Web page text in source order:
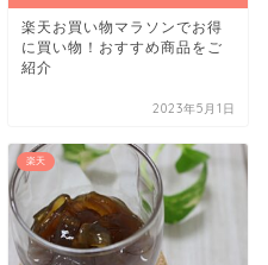
楽天お買い物マラソンでお得
に買い物！おすすめ商品をご
紹介
2023年5月1日
楽天